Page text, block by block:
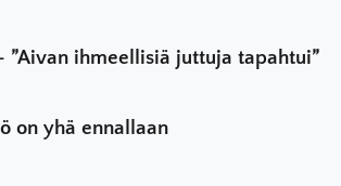
”Aivan ihmeellisiä juttuja tapahtui”
on yhä ennallaan